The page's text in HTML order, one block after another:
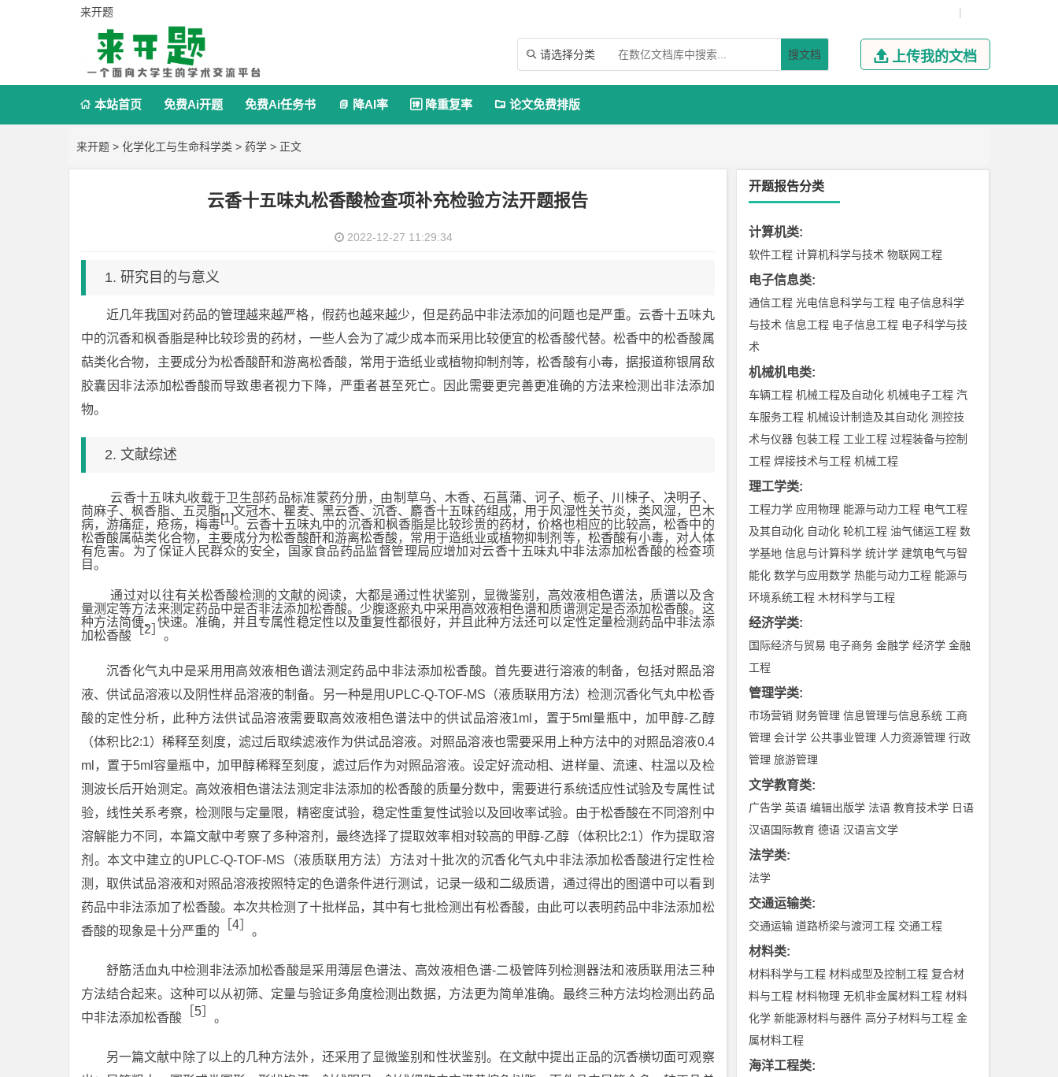
来开题 |
 请选择分类 搜文档  上传我的文档
 本站首页 免费Ai开题 免费Ai任务书  降AI率  降重复率  论文免费排版
来开题 > 化学化工与生命科学类 > 药学 > 正文
云香十五味丸松香酸检查项补充检验方法开题报告
2022-12-27 11:29:34
1. 研究目的与意义
近几年我国对药品的管理越来越严格，假药也越来越少，但是药品中非法添加的问题也是严重。云香十五味丸
中的沉香和枫香脂是种比较珍贵的药材，一些人会为了减少成本而采用比较便宜的松香酸代替。松香中的松香酸属
萜类化合物，主要成分为松香酸酐和游离松香酸，常用于造纸业或植物抑制剂等，松香酸有小毒，据报道称银屑敌
胶囊因非法添加松香酸而导致患者视力下降，严重者甚至死亡。因此需要更完善更准确的方法来检测出非法添加
物。
2. 文献综述
云香十五味丸收载于卫生部药品标准蒙药分册，由制草乌、木香、石菖蒲、诃子、栀子、川楝子、决明子、
苘麻子、枫香脂、五灵脂、文冠木、瞿麦、黑云香、沉香、麝香十五味药组成，用于风湿性关节炎，类风湿，巴木
病，游痛症，疮疡，梅毒[1]。云香十五味丸中的沉香和枫香脂是比较珍贵的药材，价格也相应的比较高，松香中的
松香酸属萜类化合物，主要成分为松香酸酐和游离松香酸，常用于造纸业或植物抑制剂等，松香酸有小毒，对人体
有危害。为了保证人民群众的安全，国家食品药品监督管理局应增加对云香十五味丸中非法添加松香酸的检查项
目。
通过对以往有关松香酸检测的文献的阅读，大都是通过性状鉴别，显微鉴别，高效液相色谱法，质谱以及含
量测定等方法来测定药品中是否非法添加松香酸。少腹逐瘀丸中采用高效液相色谱和质谱测定是否添加松香酸。这
种方法简便、快速。准确，并且专属性稳定性以及重复性都很好，并且此种方法还可以定性定量检测药品中非法添
加松香酸［2］。
沉香化气丸中是采用用高效液相色谱法测定药品中非法添加松香酸。首先要进行溶液的制备，包括对照品溶
液、供试品溶液以及阴性样品溶液的制备。另一种是用UPLC-Q-TOF-MS（液质联用方法）检测沉香化气丸中松香
酸的定性分析，此种方法供试品溶液需要取高效液相色谱法中的供试品溶液1ml，置于5ml量瓶中，加甲醇-乙醇
（体积比2:1）稀释至刻度，滤过后取续滤液作为供试品溶液。对照品溶液也需要采用上种方法中的对照品溶液0.4
ml，置于5ml容量瓶中，加甲醇稀释至刻度，滤过后作为对照品溶液。设定好流动相、进样量、流速、柱温以及检
测波长后开始测定。高效液相色谱法法测定非法添加的松香酸的质量分数中，需要进行系统适应性试验及专属性试
验，线性关系考察，检测限与定量限，精密度试验，稳定性重复性试验以及回收率试验。由于松香酸在不同溶剂中
溶解能力不同，本篇文献中考察了多种溶剂，最终选择了提取效率相对较高的甲醇-乙醇（体积比2:1）作为提取溶
剂。本文中建立的UPLC-Q-TOF-MS（液质联用方法）方法对十批次的沉香化气丸中非法添加松香酸进行定性检
测，取供试品溶液和对照品溶液按照特定的色谱条件进行测试，记录一级和二级质谱，通过得出的图谱中可以看到
药品中非法添加了松香酸。本次共检测了十批样品，其中有七批检测出有松香酸，由此可以表明药品中非法添加松
香酸的现象是十分严重的 ［4］ 。
舒筋活血丸中检测非法添加松香酸是采用薄层色谱法、高效液相色谱-二极管阵列检测器法和液质联用法三种
方法结合起来。这种可以从初筛、定量与验证多角度检测出数据，方法更为简单准确。最终三种方法均检测出药品
中非法添加松香酸 ［5］ 。
另一篇文献中除了以上的几种方法外，还采用了显微鉴别和性状鉴别。在文献中提出正品的沉香横切面可观察
开题报告分类
计算机类:
软件工程 计算机科学与技术 物联网工程
电子信息类:
通信工程 光电信息科学与工程 电子信息科学
与技术 信息工程 电子信息工程 电子科学与技
术
机械机电类:
车辆工程 机械工程及自动化 机械电子工程 汽
车服务工程 机械设计制造及其自动化 测控技
术与仪器 包装工程 工业工程 过程装备与控制
工程 焊接技术与工程 机械工程
理工学类:
工程力学 应用物理 能源与动力工程 电气工程
及其自动化 自动化 轮机工程 油气储运工程 数
学基地 信息与计算科学 统计学 建筑电气与智
能化 数学与应用数学 热能与动力工程 能源与
环境系统工程 木材科学与工程
经济学类:
国际经济与贸易 电子商务 金融学 经济学 金融
工程
管理学类:
市场营销 财务管理 信息管理与信息系统 工商
管理 会计学 公共事业管理 人力资源管理 行政
管理 旅游管理
文学教育类:
广告学 英语 编辑出版学 法语 教育技术学 日语
汉语国际教育 德语 汉语言文学
法学类:
法学
交通运输类:
交通运输 道路桥梁与渡河工程 交通工程
材料类:
材料科学与工程 材料成型及控制工程 复合材
料与工程 材料物理 无机非金属材料工程 材料
化学 新能源材料与器件 高分子材料与工程 金
属材料工程
海洋工程类: